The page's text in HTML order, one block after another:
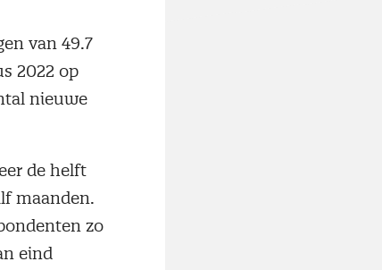
van 49.7
2022 op
nieuwe
de helft
maanden.
zo
eind